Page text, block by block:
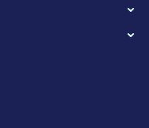
частей